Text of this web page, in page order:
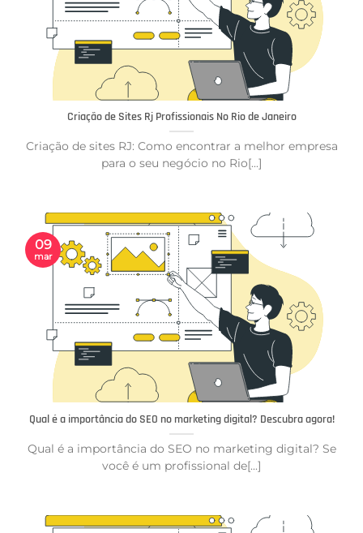
Criação de Sites Rj Profissionais No Rio de Janeiro
Criação de sites RJ: Como encontrar a melhor empresa
para o seu negócio no Rio[...]
Qual é a importância do SEO no marketing digital? Descubra agora!
Qual é a importância do SEO no marketing digital? Se
você é um profissional de[...]
09
mar